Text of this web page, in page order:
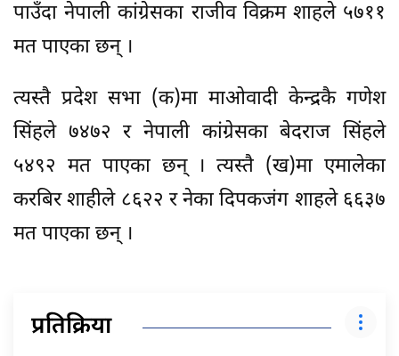
पाउँदा नेपाली कांग्रेसका राजीव विक्रम शाहले ५७११
मत पाएका छन् ।
त्यस्तै प्रदेश सभा (क)मा माओवादी केन्द्रकै गणेश
सिंहले ७४७२ र नेपाली कांग्रेसका बेदराज सिंहले
५४९२ मत पाएका छन् । त्यस्तै (ख)मा एमालेका
करबिर शाहीले ८६२२ र नेका दिपकजंग शाहले ६६३७
मत पाएका छन् ।
प्रतिक्रिया